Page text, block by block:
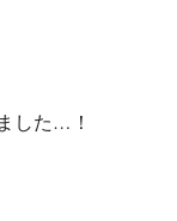
した…！